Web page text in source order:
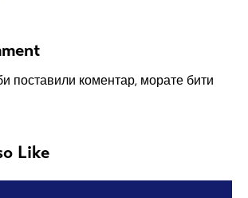
поставили коментар, морате бити
Like